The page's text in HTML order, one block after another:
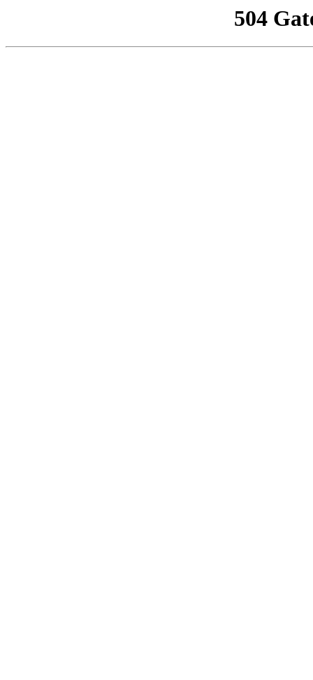
504